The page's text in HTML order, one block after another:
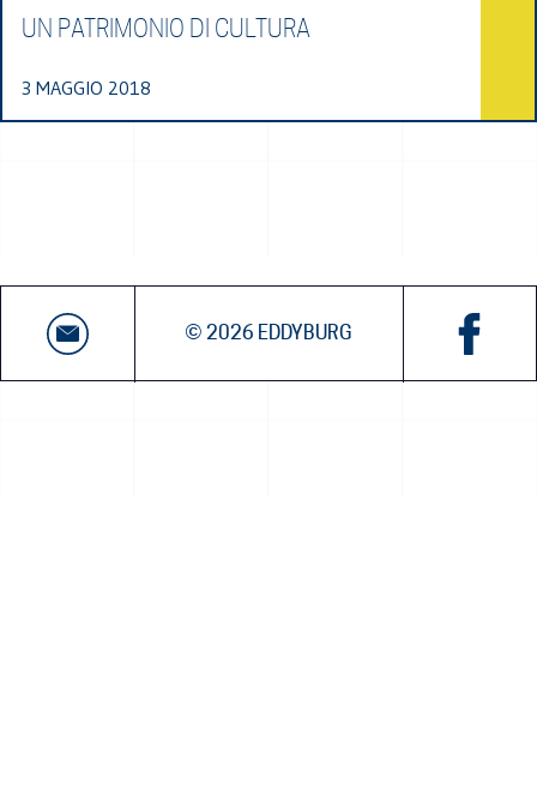
UN PATRIMONIO DI CULTURA
3 MAGGIO 2018
© 2026 EDDYBURG